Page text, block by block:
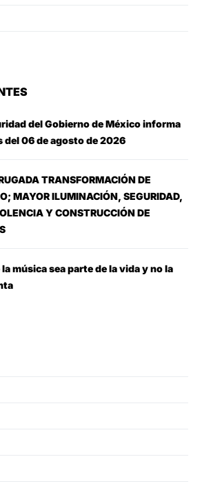
del Gobierno de México informa
del 06 de agosto de 2026
TRANSFORMACIÓN DE
MAYOR ILUMINACIÓN, SEGURIDAD,
Y CONSTRUCCIÓN DE
música sea parte de la vida y no la